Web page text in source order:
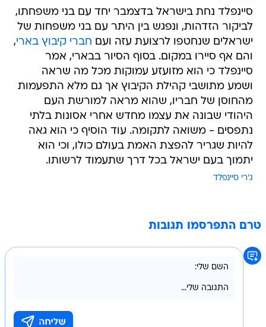
סיינפלד נחת בישראל בדצמבר יחד עם בני משפחתו,
לביקור הזדהות, ונפגש בין היתר עם בני משפחות של
ישראלים שנחטפו לרצועת עזה ועם חברי קיבוץ בארי,
והם אף סיירו במקום. בסוף הסיור בבארי, אמר
סיינפלד כי הוא מזועזע עמוקות מכל מה שראה
ושמע מתושבי קהילת הקיבוץ אך גם מלא התפעמות
מהחוסן של חבריו, שהוא מראה למורשת העם
היהודי שבונה את עצמו מחדש אחרי אסונות בלתי
נתפסים - משואה לתקומה. עוד הוסיף כי הוא גאה
להיות שגריר להפצת האמת בעולם כולו, וכי הוא
יתמוך בעם ישראל בכל דרך שתעמוד לרשותו.
ג'רי סיינפלד
טרם התפרסמו תגובות